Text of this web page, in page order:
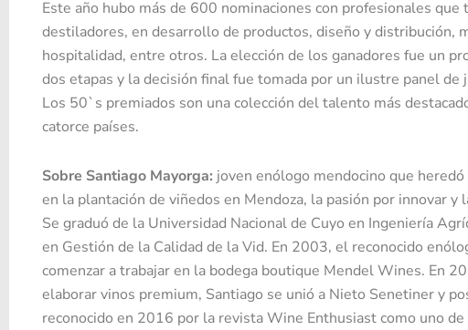
Este año hubo más de 600 nominaciones con profesionales que
destiladores, en desarrollo de productos, diseño y distribución,
hospitalidad, entre otros. La elección de los ganadores fue un
dos etapas y la decisión final fue tomada por un ilustre panel
Los 50`s premiados son una colección del talento más
catorce países.
Sobre Santiago Mayorga: joven enólogo mendocino que
en la plantación de viñedos en Mendoza, la pasión por innovar y
Se graduó de la Universidad Nacional de Cuyo en Ingeniería
en Gestión de la Calidad de la Vid. En 2003, el reconocido
comenzar a trabajar en la bodega boutique Mendel Wines. En
elaborar vinos premium, Santiago se unió a Nieto Senetiner y
reconocido en 2016 por la revista Wine Enthusiast como uno